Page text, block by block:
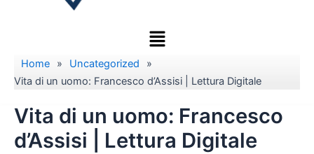
Menu
Home » Uncategorized
»
Vita di un uomo: Francesco d’Assisi | Lettura Digitale
Vita di un uomo: Francesco
d’Assisi | Lettura Digitale